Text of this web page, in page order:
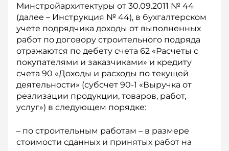
Минстройархитектуры от 30.09.2011 № 44
(далее – Инструкция № 44), в бухгалтерском
учете подрядчика доходы от выполненных
работ по договору строительного подряда
отражаются по дебету счета 62 «Расчеты с
покупателями и заказчиками» и кредиту
счета 90 «Доходы и расходы по текущей
деятельности» (субсчет 90-1 «Выручка от
реализации продукции, товаров, работ,
услуг») в следующем порядке:
– по строительным работам – в размере
стоимости сданных и принятых работ на